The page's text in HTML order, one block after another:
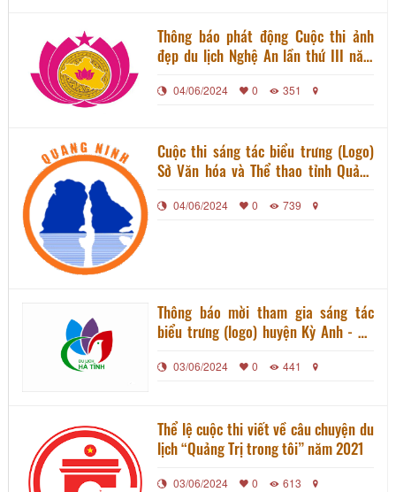
Thông báo phát động Cuộc thi ảnh
đẹp du lịch Nghệ An lần thứ III năm
04/06/2024 0 351
Cuộc thi sáng tác biểu trưng (Logo)
Sở Văn hóa và Thể thao tỉnh Quảng
04/06/2024 0 739
Thông báo mời tham gia sáng tác
biểu trưng (logo) huyện Kỳ Anh - Hà
03/06/2024 0 441
Thể lệ cuộc thi viết về câu chuyện du
lịch “Quảng Trị trong tôi” năm 2021
03/06/2024 0 613